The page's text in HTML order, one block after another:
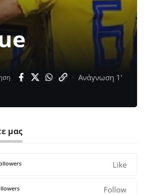
Ανάγνωση 1'
μας
Like
Follow